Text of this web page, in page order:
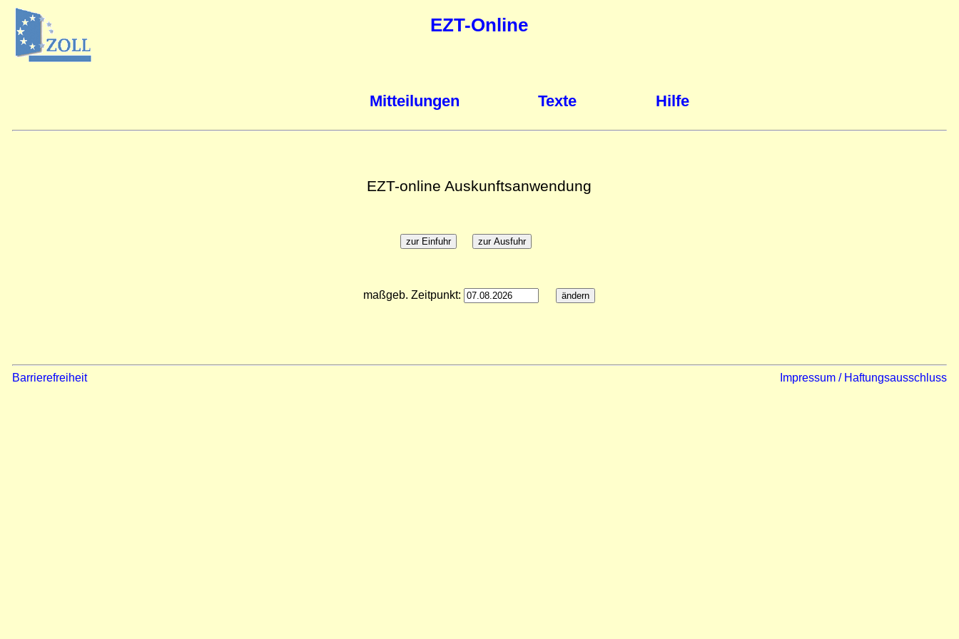
EZT-Online
Mitteilungen Texte Hilfe
EZT-online Auskunftsanwendung
maßgeb. Zeitpunkt:
Barrierefreiheit Impressum / Haftungsausschluss